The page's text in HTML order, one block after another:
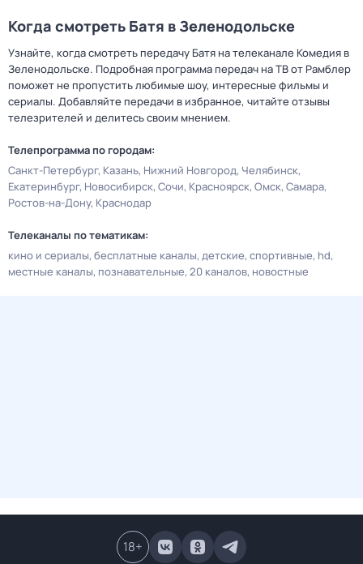
Когда смотреть Батя в Зеленодольске
Узнайте, когда смотреть передачу Батя на телеканале Комедия в
Зеленодольске. Подробная программа передач на ТВ от Рамблер
поможет не пропустить любимые шоу, интересные фильмы и
сериалы. Добавляйте передачи в избранное, читайте отзывы
телезрителей и делитесь своим мнением.
Телепрограмма по городам:
Санкт-Петербург Казань Нижний Новгород Челябинск
Екатеринбург Новосибирск Сочи Красноярск Омск Самара
Ростов-на-Дону Краснодар
Телеканалы по тематикам:
кино и сериалы бесплатные каналы детские спортивные hd
местные каналы познавательные 20 каналов новостные
18+